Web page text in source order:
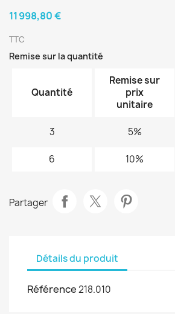
11 998,80 €
TTC
Remise sur la quantité
Quantité
Remise sur
prix
unitaire
3 5%
6 10%
Partager
Détails du produit
Référence218.010